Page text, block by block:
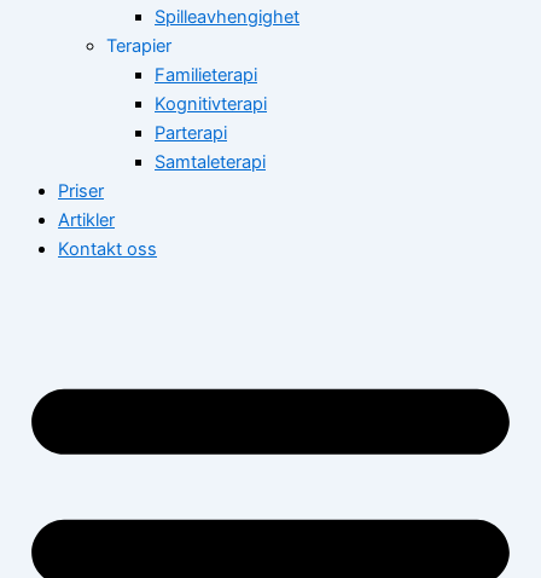
Spilleavhengighet
Terapier
Familieterapi
Kognitivterapi
Parterapi
Samtaleterapi
Priser
Artikler
Kontakt oss